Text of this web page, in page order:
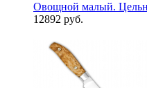
Овощной малый.
12892 руб.